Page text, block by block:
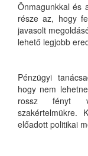
Önmagunkkal és
része az, hogy
javasolt
lehető legjobb
Pénzügyi
hogy nem
rossz fényt
szakértelmükre.
előadott politikai